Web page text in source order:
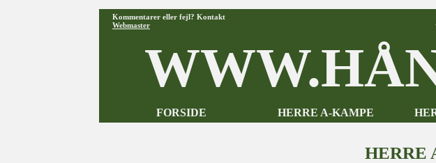
Kommentarer eller fejl? Kontakt
Webmaster
FORSIDE HERRE A-KAMPE
HERRE